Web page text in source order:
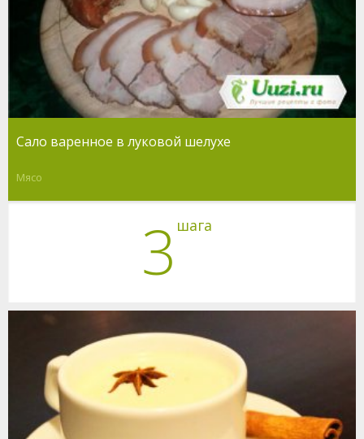
Сало варенное в луковой шелухе
Мясо
3 шага